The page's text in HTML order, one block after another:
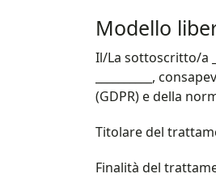
Modello
Il/La sottoscritto/a
__________,
(GDPR) e della
Titolare del
Finalità del